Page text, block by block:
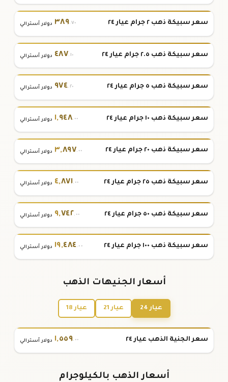
سعر سبيكة ذهب ٢ جرام عيار ٢٤ ٣٨٩.٧٠ دولار أسترالي
سعر سبيكة ذهب ٢.٥ جرام عيار ٢٤ ٤٨٧.١٠ دولار أسترالي
سعر سبيكة ذهب ٥ جرام عيار ٢٤ ٩٧٤.٢٠ دولار أسترالي
سعر سبيكة ذهب ١٠ جرام عيار ٢٤ ١,٩٤٨.٠٠ دولار أسترالي
سعر سبيكة ذهب ٢٠ جرام عيار ٢٤ ٣,٨٩٧.٠٠ دولار أسترالي
سعر سبيكة ذهب ٢٥ جرام عيار ٢٤ ٤,٨٧١.٠٠ دولار أسترالي
سعر سبيكة ذهب ٥٠ جرام عيار ٢٤ ٩,٧٤٢.٠٠ دولار أسترالي
سعر سبيكة ذهب ١٠٠ جرام عيار ٢٤ ١٩,٤٨٤.٠٠ دولار أسترالي
أسعار الجنيهات الذهب
عيار 24 عيار 21 عيار 18
سعر الجنية الذهب عيار ٢٤ ١,٥٥٩.٠٠ دولار أسترالي
أسعار الذهب بالكيلوجرام